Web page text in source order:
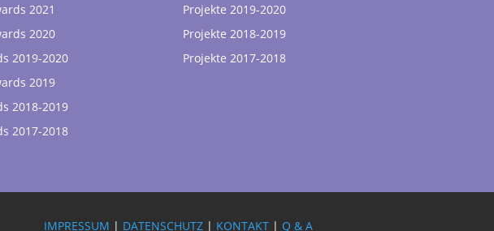
2021
2020
2019-2020
2019
2018-2019
2017-2018
Projekte 2019-2020
Projekte 2018-2019
Projekte 2017-2018
IMPRESSUM | DATENSCHUTZ | KONTAKT | Q & A